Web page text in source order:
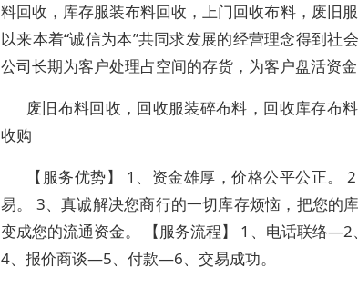
料回收，库存服装布料回收，上门回收布料，废旧
以来本着“诚信为本”共同求发展的经营理念得到社
公司长期为客户处理占空间的存货，为客户盘活资金
废旧布料回收，回收服装碎布料，回收库存布
收购
【服务优势】 1、资金雄厚，价格公平公正。
易。 3、真诚解决您商行的一切库存烦恼，把您的
变成您的流通资金。 【服务流程】 1、电话联络
4、报价商谈—5、付款—6、交易成功。